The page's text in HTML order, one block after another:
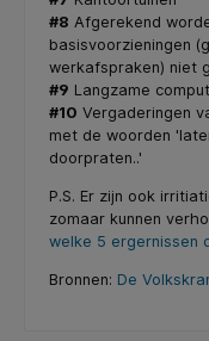
#8 Afgerekend
basisvoorzieningen
werkafspraken) niet
#9 Langzame
#10 Vergaderingen
met de woorden
doorpraten..'
P.S. Er zijn ook
zomaar kunnen
welke 5 ergernissen
Bronnen: De